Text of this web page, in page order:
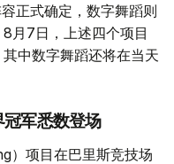
正式确定，数字舞蹈则
月7日，上述四个项目
中数字舞蹈还将在当天
军悉数登场
）项目在巴里斯竞技场